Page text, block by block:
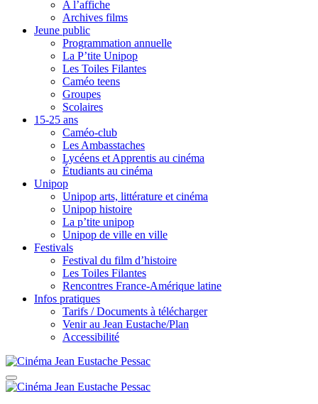
A l’affiche
Archives films
Jeune public
Programmation annuelle
La P’tite Unipop
Les Toiles Filantes
Caméo teens
Groupes
Scolaires
15-25 ans
Caméo-club
Les Ambasstaches
Lycéens et Apprentis au cinéma
Étudiants au cinéma
Unipop
Unipop arts, littérature et cinéma
Unipop histoire
La p’tite unipop
Unipop de ville en ville
Festivals
Festival du film d’histoire
Les Toiles Filantes
Rencontres France-Amérique latine
Infos pratiques
Tarifs / Documents à télécharger
Venir au Jean Eustache/Plan
Accessibilité